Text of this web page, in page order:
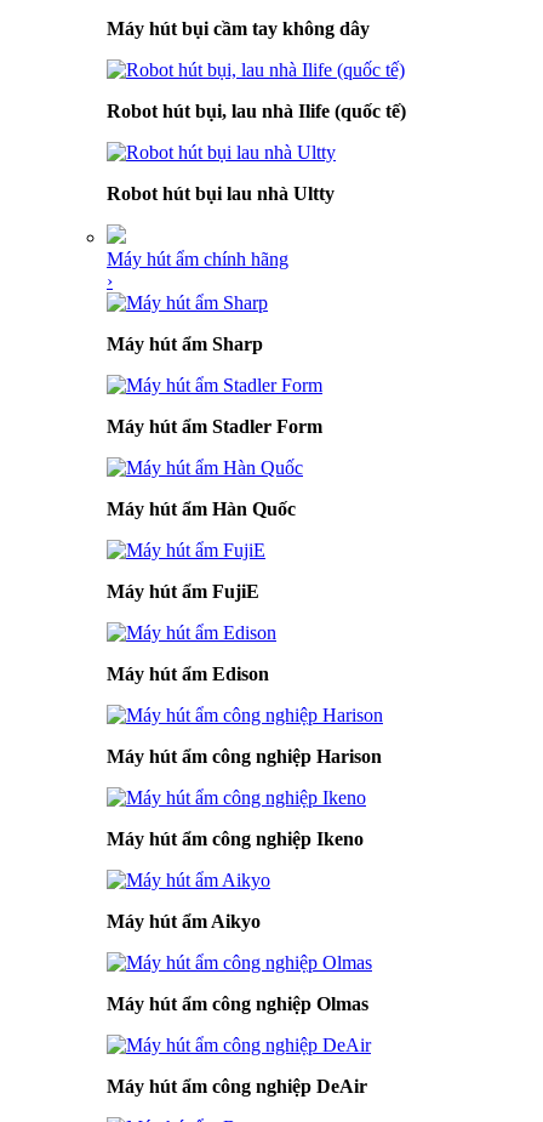
Máy hút bụi cầm tay không dây
Robot hút bụi, lau nhà Ilife (quốc tế)
Robot hút bụi lau nhà Ultty
Máy hút ẩm chính hãng
›
Máy hút ẩm Sharp
Máy hút ẩm Stadler Form
Máy hút ẩm Hàn Quốc
Máy hút ẩm FujiE
Máy hút ẩm Edison
Máy hút ẩm công nghiệp Harison
Máy hút ẩm công nghiệp Ikeno
Máy hút ẩm Aikyo
Máy hút ẩm công nghiệp Olmas
Máy hút ẩm công nghiệp DeAir